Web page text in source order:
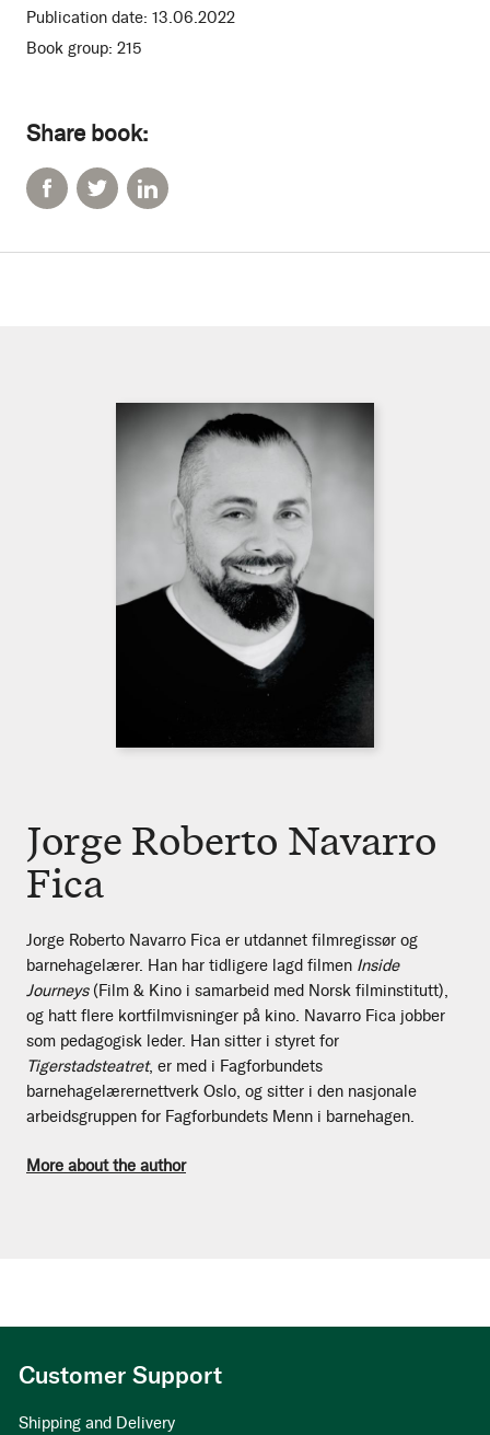
Share book:
Publication date: 13.06.2022
Book group: 215
Jorge Roberto Navarro
Fica
Jorge Roberto Navarro Fica er utdannet filmregissør og
barnehagelærer. Han har tidligere lagd filmen Inside
Journeys(Film & Kino i samarbeid med Norsk filminstitutt),
og hatt flere kortfilmvisninger på kino. Navarro Fica jobber
som pedagogisk leder. Han sitter i styret for
Tigerstadsteatret, er med i Fagforbundets
barnehagelærernettverk Oslo, og sitter i den nasjonale
arbeidsgruppen for Fagforbundets Menn i barnehagen.
More about the author
Customer Support
Shipping and Delivery